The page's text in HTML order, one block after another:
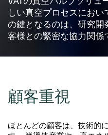
しい真空プロセスにお
の鍵となるのは、研究開
客様との緊密な協力関係
顧客重視
ほとんどの顧客は、技術的